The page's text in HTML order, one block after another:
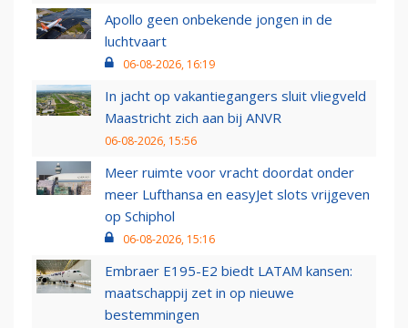
Apollo geen onbekende jongen in de
luchtvaart
06-08-2026, 16:19
In jacht op vakantiegangers sluit vliegveld
Maastricht zich aan bij ANVR
06-08-2026, 15:56
Meer ruimte voor vracht doordat onder
meer Lufthansa en easyJet slots vrijgeven
op Schiphol
06-08-2026, 15:16
Embraer E195-E2 biedt LATAM kansen:
maatschappij zet in op nieuwe
bestemmingen